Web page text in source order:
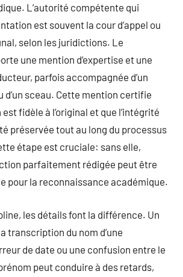
L’autorité compétente qui
est souvent la cour d’appel ou
selon les juridictions. Le
une mention d’expertise et une
parfois accompagnée d’un
sceau. Cette mention certifie
fidèle à l’original et que l’intégrité
préservée tout au long du processus
étape est cruciale: sans elle,
parfaitement rédigée peut être
pour la reconnaissance académique.
les détails font la différence. Un
transcription du nom d’une
de date ou une confusion entre le
peut conduire à des retards,